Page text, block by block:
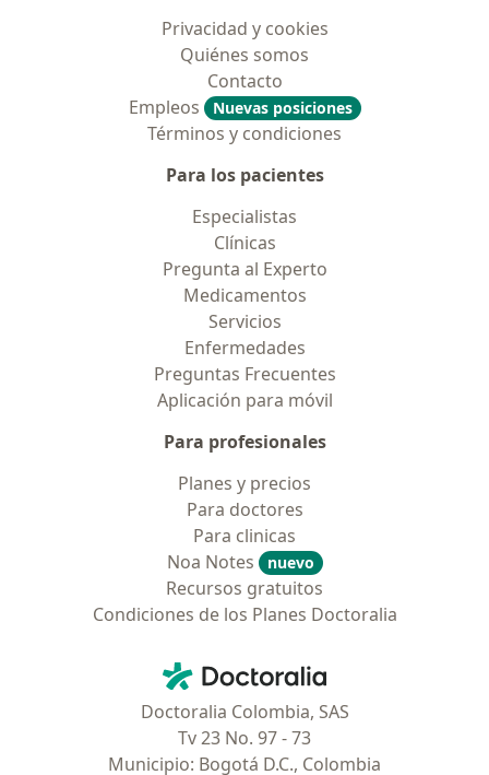
Privacidad y cookies
Quiénes somos
Contacto
Empleos
Nuevas posiciones
Términos y condiciones
Para los pacientes
Especialistas
Clínicas
Pregunta al Experto
Medicamentos
Servicios
Enfermedades
Preguntas Frecuentes
Aplicación para móvil
Para profesionales
Planes y precios
Para doctores
Para clinicas
Noa Notes
nuevo
Recursos gratuitos
Condiciones de los Planes Doctoralia
Doctoralia - Página de inicio
Doctoralia Colombia, SAS
Tv 23 No. 97 - 73
Municipio: Bogotá D.C., Colombia